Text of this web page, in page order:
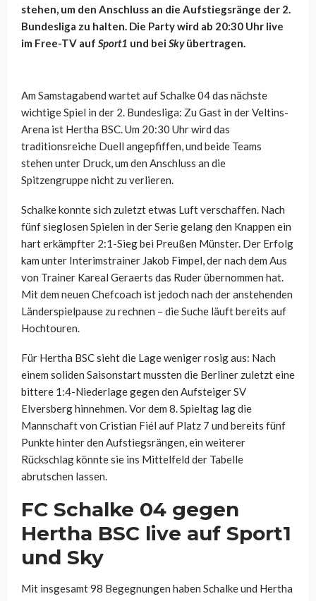
stehen, um den Anschluss an die Aufstiegsränge der 2.
Bundesliga zu halten. Die Party wird ab 20:30 Uhr live
im Free-TV auf Sport1 und beiSkyübertragen.
Am Samstagabend wartet auf Schalke 04 das nächste
wichtige Spiel in der 2. Bundesliga: Zu Gast in der Veltins-
Arena ist Hertha BSC. Um 20:30 Uhr wird das
traditionsreiche Duell angepfiffen, und beide Teams
stehen unter Druck, um den Anschluss an die
Spitzengruppe nicht zu verlieren.
Schalke konnte sich zuletzt etwas Luft verschaffen. Nach
fünf sieglosen Spielen in der Serie gelang den Knappen ein
hart erkämpfter 2:1-Sieg bei Preußen Münster. Der Erfolg
kam unter Interimstrainer Jakob Fimpel, der nach dem Aus
von Trainer Kareal Geraerts das Ruder übernommen hat.
Mit dem neuen Chefcoach ist jedoch nach der anstehenden
Länderspielpause zu rechnen – die Suche läuft bereits auf
Hochtouren.
Für Hertha BSC sieht die Lage weniger rosig aus: Nach
einem soliden Saisonstart mussten die Berliner zuletzt eine
bittere 1:4-Niederlage gegen den Aufsteiger SV
Elversberg hinnehmen. Vor dem 8. Spieltag lag die
Mannschaft von Cristian Fiél auf Platz 7 und bereits fünf
Punkte hinter den Aufstiegsrängen, ein weiterer
Rückschlag könnte sie ins Mittelfeld der Tabelle
abrutschen lassen.
FC Schalke 04 gegen
Hertha BSC live auf Sport1
und Sky
Mit insgesamt 98 Begegnungen haben Schalke und Hertha